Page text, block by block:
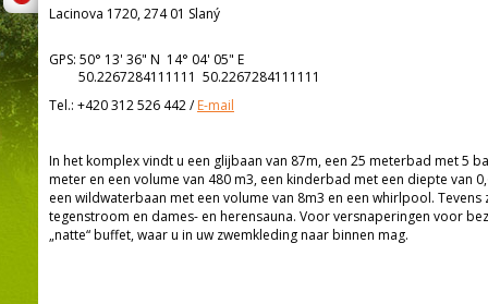
Lacinova 1720, 274 01 Slaný
GPS: 50° 13' 36" N 14° 04' 05" E
50.2267284111111 50.2267284111111
Tel.: +420 312 526 442/E-mail
In het komplex vindt u een glijbaan van 87m, een 25 meterbad met 5
meter en een volume van 480 m3, een kinderbad met een diepte van
een wildwaterbaan met een volume van 8m3 en een whirlpool. Tevens
tegenstroom en dames- en herensauna. Voor versnaperingen voor
„natte“ buffet, waar u in uw zwemkleding naar binnen mag.